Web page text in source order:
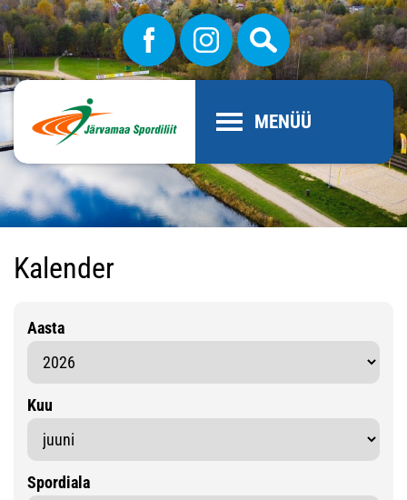
MENÜÜ
Kalender
Aasta
Kuu
Spordiala